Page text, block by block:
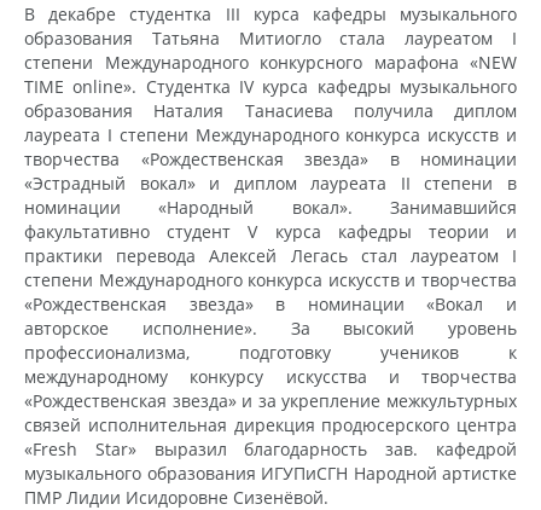
В декабре студентка III курса кафедры музыкального
образования Татьяна Митиогло стала лауреатом I
степени Международного конкурсного марафона «NEW
TIME online». Студентка IV курса кафедры музыкального
образования Наталия Танасиева получила диплом
лауреата I степени Международного конкурса искусств и
творчества «Рождественская звезда» в номинации
«Эстрадный вокал» и диплом лауреата II степени в
номинации «Народный вокал». Занимавшийся
факультативно студент V курса кафедры теории и
практики перевода Алексей Легась стал лауреатом I
степени Международного конкурса искусств и творчества
«Рождественская звезда» в номинации «Вокал и
авторское исполнение». За высокий уровень
профессионализма, подготовку учеников к
международному конкурсу искусства и творчества
«Рождественская звезда» и за укрепление межкультурных
связей исполнительная дирекция продюсерского центра
«Fresh Star» выразил благодарность зав. кафедрой
музыкального образования ИГУПиСГН Народной артистке
ПМР Лидии Исидоровне Сизенёвой.